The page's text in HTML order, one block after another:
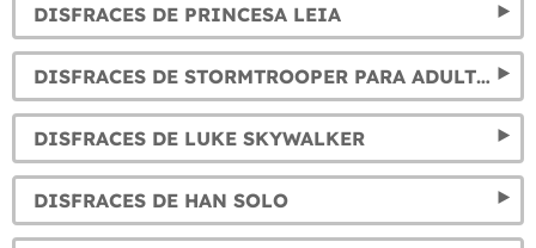
DISFRACES DE PRINCESA LEIA
DISFRACES DE STORMTROOPER PARA ADULTOS Y NIÑOS
DISFRACES DE LUKE SKYWALKER
DISFRACES DE HAN SOLO